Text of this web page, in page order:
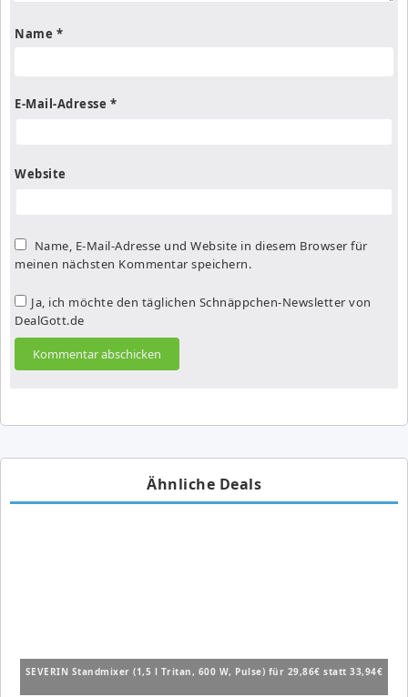
Name *
E-Mail-Adresse *
Website
Name, E-Mail-Adresse und Website in diesem Browser für
meinen nächsten Kommentar speichern.
Ja, ich möchte den täglichen Schnäppchen-Newsletter von
DealGott.de
Ähnliche Deals
SEVERIN Standmixer (1,5 l Tritan, 600 W, Pulse) für 29,86€ statt 33,94€